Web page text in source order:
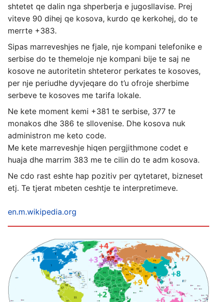
shtetet qe dalin nga shperberja e jugosllavise. Prej
viteve 90 dihej qe kosova, kurdo qe kerkohej, do te
merrte +383.
Sipas marreveshjes ne fjale, nje kompani telefonike e
serbise do te themeloje nje kompani bije te saj ne
kosove ne autoritetin shteteror perkates te kosoves,
per nje periudhe dyvjeqare do t’u ofroje sherbime
serbeve te kosoves me tarifa lokale.
Ne kete moment kemi +381 te serbise, 377 te
monakos dhe 386 te sllovenise. Dhe kosova nuk
administron me keto code.
Me kete marreveshje hiqen pergjithmone codet e
huaja dhe marrim 383 me te cilin do te adm kosova.
Ne cdo rast eshte hap pozitiv per qytetaret, bizneset
etj. Te tjerat mbeten ceshtje te interpretimeve.
en.m.wikipedia.org